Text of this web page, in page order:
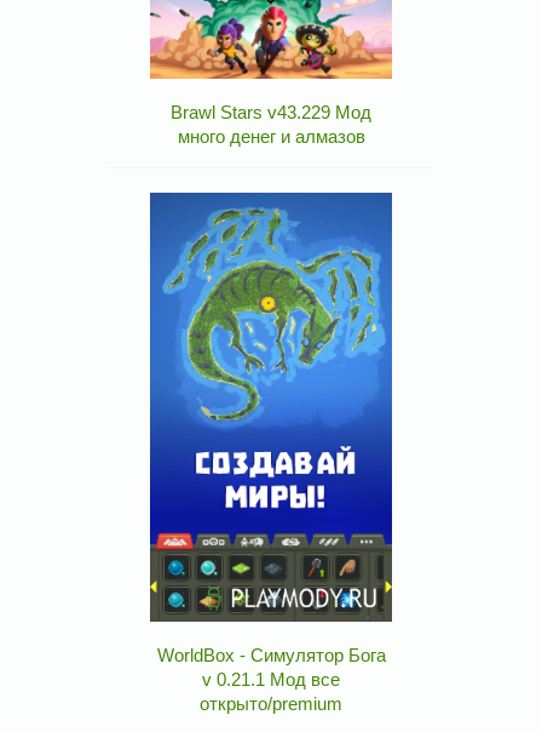
Brawl Stars v43.229 Мод
много денег и алмазов
WorldBox - Симулятор Бога
v 0.21.1 Мод все
открыто/premium